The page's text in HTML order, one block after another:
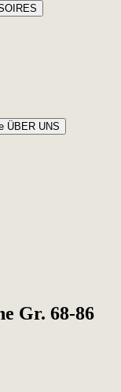
ÜBER UNS
Gr. 68-86